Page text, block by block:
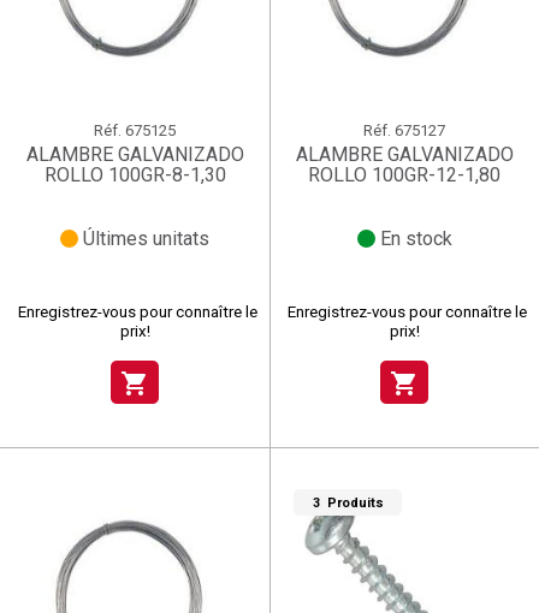
Réf. 675125
ALAMBRE GALVANIZADO
ROLLO 100GR-8-1,30
Últimes unitats
Enregistrez-vous pour connaître le
prix!
shopping_cart
Réf. 675127
ALAMBRE GALVANIZADO
ROLLO 100GR-12-1,80
En stock
Enregistrez-vous pour connaître le
prix!
shopping_cart
3 Produits